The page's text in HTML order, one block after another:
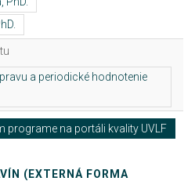
programe na portáli kvality UVLF
(EXTERNÁ FORMA